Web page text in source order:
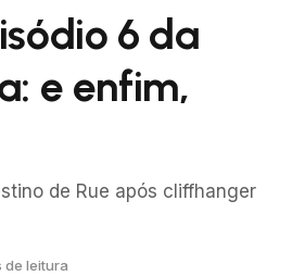
6 da
e enfim,
de Rue após cliffhanger
de leitura